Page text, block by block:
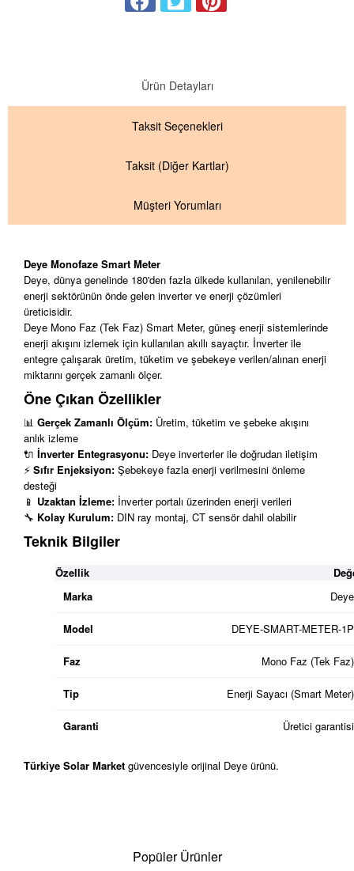
Ürün Detayları
Taksit Seçenekleri
Taksit (Diğer Kartlar)
Müşteri Yorumları
Deye Monofaze Smart Meter
Deye, dünya genelinde 180'den fazla ülkede kullanılan, yenilenebilir
enerji sektörünün önde gelen inverter ve enerji çözümleri
üreticisidir.
Deye Mono Faz (Tek Faz) Smart Meter, güneş enerji sistemlerinde
enerji akışını izlemek için kullanılan akıllı sayaçtır. İnverter ile
entegre çalışarak üretim, tüketim ve şebekeye verilen/alınan enerji
miktarını gerçek zamanlı ölçer.
Öne Çıkan Özellikler
📊 Gerçek Zamanlı Ölçüm: Üretim, tüketim ve şebeke akışını
anlık izleme
🔌 İnverter Entegrasyonu: Deye inverterler ile doğrudan iletişim
⚡ Sıfır Enjeksiyon: Şebekeye fazla enerji verilmesini önleme
desteği
📱 Uzaktan İzleme: İnverter portalı üzerinden enerji verileri
🔧 Kolay Kurulum: DIN ray montaj, CT sensör dahil olabilir
Teknik Bilgiler
Özellik
Marka
Deye
Model DEYE-SMART-METER-1P
Faz Mono Faz (Tek Faz)
Tip Enerji Sayacı (Smart Meter)
Garanti Üretici garantisi
Türkiye Solar Market güvencesiyle orijinal Deye ürünü.
Popüler Ürünler